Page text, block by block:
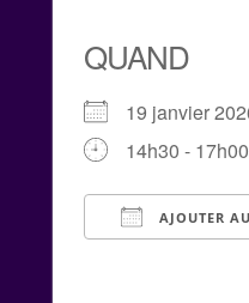
QUAND
19 janvier
14h30 - 17h00
AJOUTER